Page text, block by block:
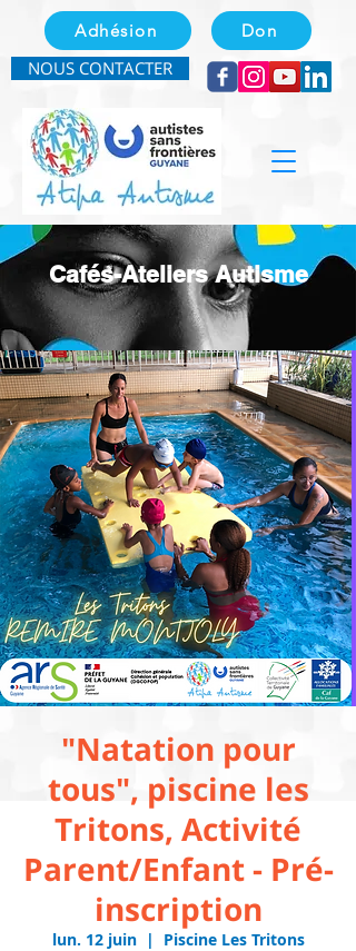
Adhésion Don
NOUS CONTACTER
Cafés-Ateliers Autisme
"Natation pour
tous", piscine les
Tritons, Activité
Parent/Enfant - Pré-
inscription
lun. 12 juin
  |
Piscine Les Tritons